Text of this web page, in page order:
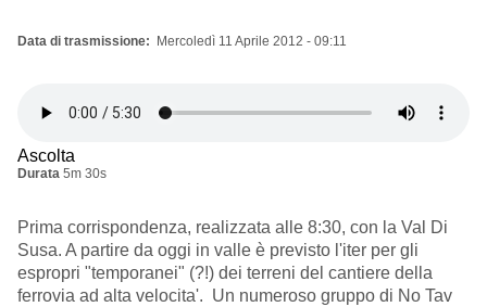
Data di trasmissione Mercoledì 11 Aprile 2012 - 09:11
Ascolta
Durata 5m 30s
Prima corrispondenza, realizzata alle 8:30, con la Val Di
Susa. A partire da oggi in valle è previsto l'iter per gli
espropri "temporanei" (?!) dei terreni del cantiere della
ferrovia ad alta velocita'. Un numeroso gruppo di No Tav